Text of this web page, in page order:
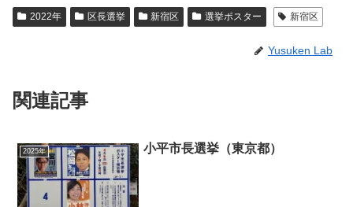
2022年 区長選挙 新宿区 選挙ポスター 新宿区
Yusuken Lab
関連記事
2025年 小平市長選挙（東京都）